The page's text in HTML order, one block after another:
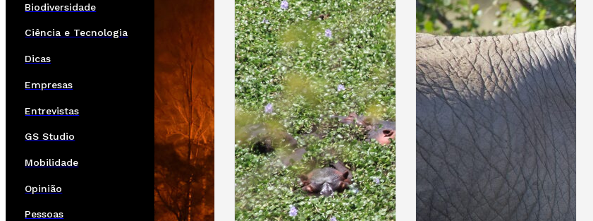
Biodiversidade
Ciência e Tecnologia
Dicas
Empresas
Entrevistas
GS Studio
Mobilidade
Opinião
Pessoas